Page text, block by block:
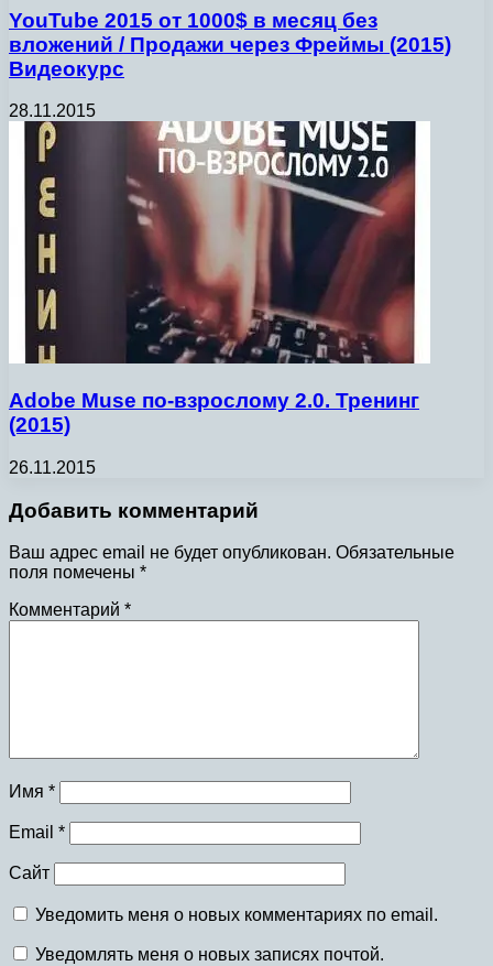
YouTube 2015 от 1000$ в месяц без
вложений / Продажи через Фреймы (2015)
Видеокурс
28.11.2015
Adobe Muse по-взрослому 2.0. Тренинг
(2015)
26.11.2015
Добавить комментарий
Ваш адрес email не будет опубликован. Обязательные
поля помечены *
Комментарий *
Имя *
Email *
Сайт
Уведомить меня о новых комментариях по email.
Уведомлять меня о новых записях почтой.